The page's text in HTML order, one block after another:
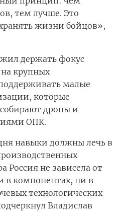
тем лучше. Это
жизни бойцов»,
держать фокус
крупных
малые
которые
дроны и
ОПК.
навыки должны лечь в
Россия не зависела от
в компонентах, ни в
технологических
Владислав